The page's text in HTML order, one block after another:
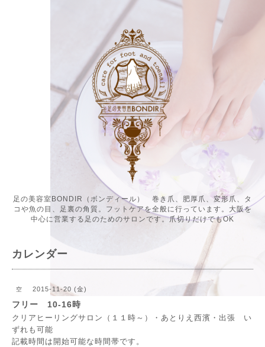
足の美容室BONDIR（ボンディール） 巻き爪、肥厚爪、変形爪、タ
コや魚の目、足裏の角質。フットケアを全般に行っています。大阪を
中心に営業する足のためのサロンです。爪切りだけでもOK
カレンダー
空 2015-11-20 (金)
フリー 10-16時
クリアヒーリングサロン（１１時～）・あとりえ西濱・出張 い
ずれも可能
記載時間は開始可能な時間帯です。